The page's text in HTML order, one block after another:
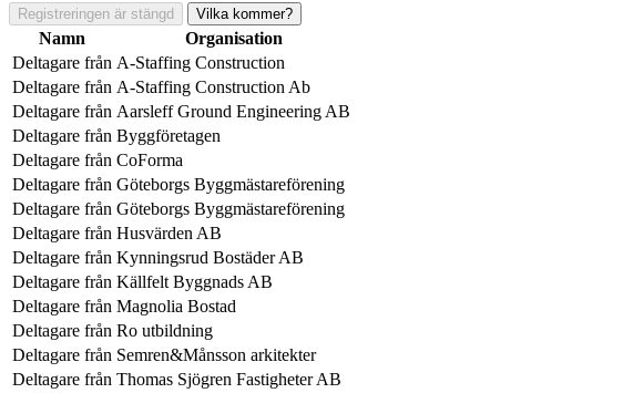
Registreringen är stängd Vilka kommer?
Namn
Organisation
Deltagare från A-Staffing Construction
Deltagare från A-Staffing Construction Ab
Deltagare från Aarsleff Ground Engineering AB
Deltagare från Byggföretagen
Deltagare från CoForma
Deltagare från Göteborgs Byggmästareförening
Deltagare från Göteborgs Byggmästareförening
Deltagare från Husvärden AB
Deltagare från Kynningsrud Bostäder AB
Deltagare från Källfelt Byggnads AB
Deltagare från Magnolia Bostad
Deltagare från Ro utbildning
Deltagare från Semren&Månsson arkitekter
Deltagare från Thomas Sjögren Fastigheter AB